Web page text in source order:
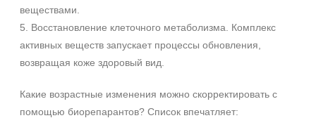
Подборки
веществами.
5. Восстановление клеточного метаболизма. Комплекс
активных веществ запускает процессы обновления,
возвращая коже здоровый вид.
Какие возрастные изменения можно скорректировать с
помощью биорепарантов? Список впечатляет: